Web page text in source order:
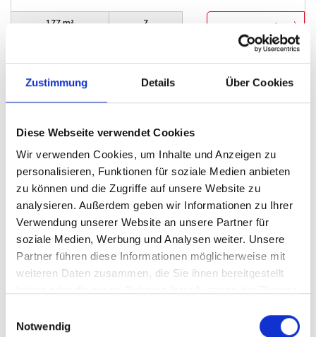
Zustimmung Details Über Cookies
Diese Webseite verwendet Cookies
Wir verwenden Cookies, um Inhalte und Anzeigen zu
personalisieren, Funktionen für soziale Medien anbieten
zu können und die Zugriffe auf unsere Website zu
analysieren. Außerdem geben wir Informationen zu Ihrer
Verwendung unserer Website an unsere Partner für
soziale Medien, Werbung und Analysen weiter. Unsere
Partner führen diese Informationen möglicherweise mit
weiteren Daten zusammen, die Sie ihnen bereitgestellt
Notwendig
177 m²
7
VERKAUFT
Minden - 1 Minden-Lübbecke - Minden
Gepflegtes Einfamilienhaus mit tollem
Grundstück in familienfreundlicher Wohnlage
160 m²
7